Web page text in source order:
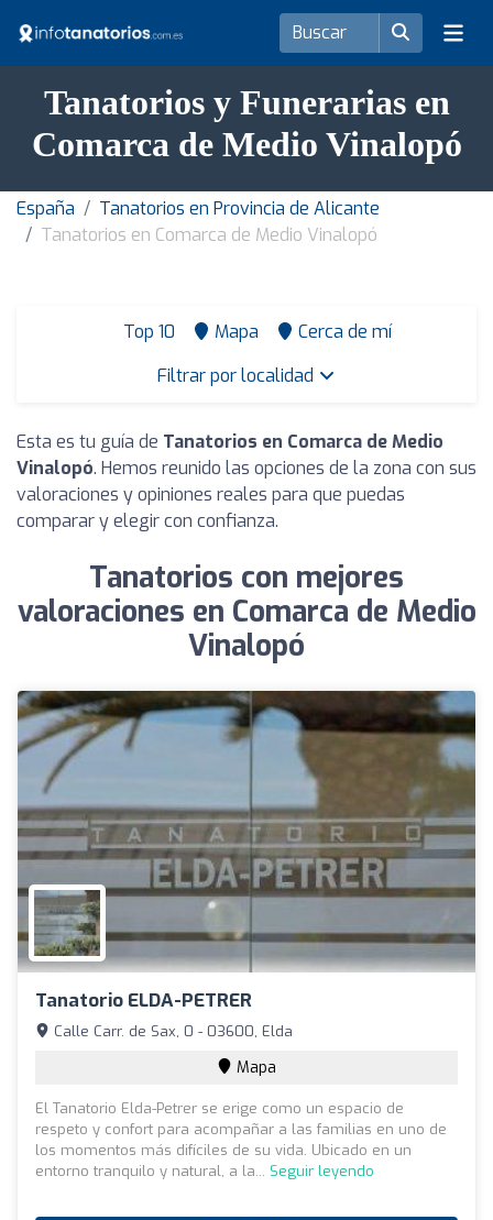
Tanatorios y Funerarias en
Comarca de Medio Vinalopó
España
Tanatorios en Provincia de Alicante
Tanatorios en Comarca de Medio Vinalopó
Top 10 Mapa
Cerca de mí
Filtrar por localidad
Esta es tu guía de Tanatorios en Comarca de Medio
Vinalopó. Hemos reunido las opciones de la zona con sus
valoraciones y opiniones reales para que puedas
comparar y elegir con confianza.
Tanatorios con mejores
valoraciones en Comarca de Medio
Vinalopó
Tanatorio ELDA-PETRER
Calle Carr. de Sax, 0 - 03600, Elda
Mapa
El Tanatorio Elda-Petrer se erige como un espacio de
respeto y confort para acompañar a las familias en uno de
los momentos más difíciles de su vida. Ubicado en un
entorno tranquilo y natural, a la... Seguir leyendo